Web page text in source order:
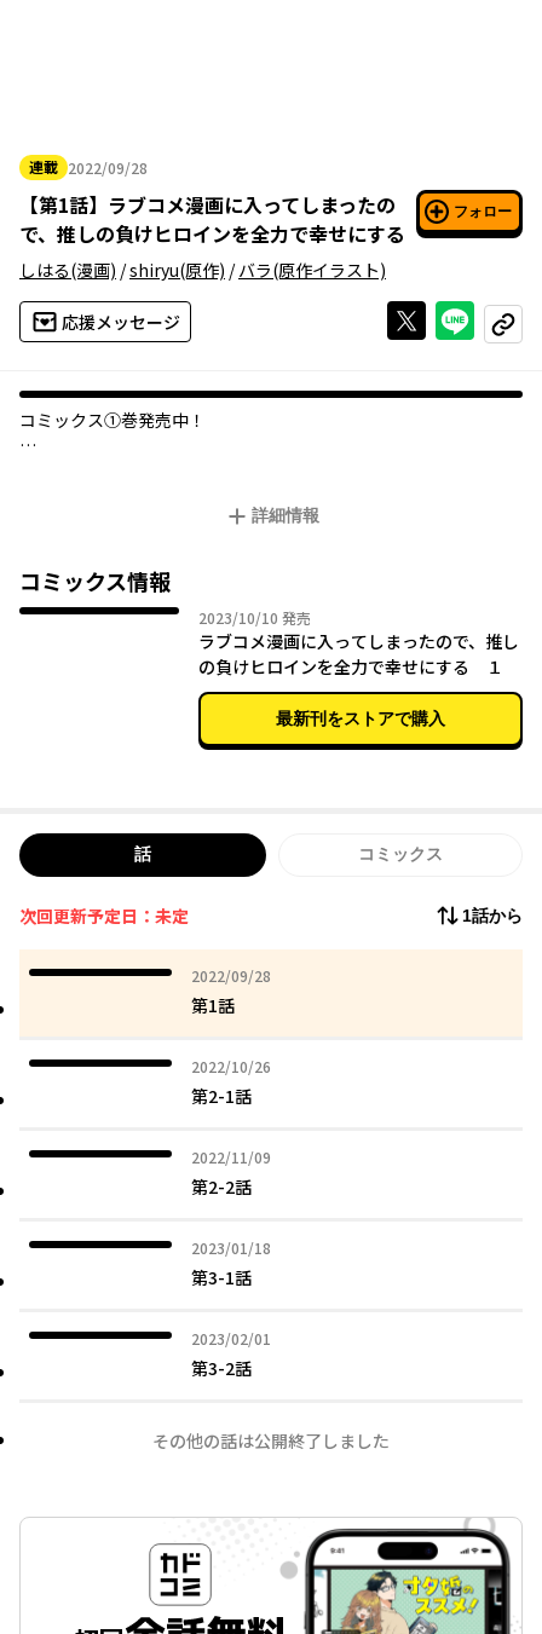
連載 2022/09/28
2022年09月28日
【第1話】 ラブコメ漫画に入ってしまったの
で、推しの負けヒロインを全力で幸せにする
フォロー
しはる(漫画) /shiryu(原作) /バラ(原作イラスト)
応援メッセージ Xで投稿する
ライン
コピー
コミックス①巻発売中！
劇中の負けヒロイン・聖ちゃんを幸せにしてあげることだけだ！
「ちょ、ちょっと待て!? お、お前、本気か…!?」
カクヨム発・話題のベタ甘ラブコメが、コミカライズで開幕!!
詳細情報
コミックス情報
2023/10/10 2023年10月10日
発売
ラブコメ漫画に入ってしまったので、推し
の負けヒロインを全力で幸せにする １
最新刊をストアで購入
話 コミックス
次回更新予定日：未定 1話から
2022/09/28
2022年09月28日
第1話
2022/10/26
2022年10月26日
第2-1話
2022/11/09
2022年11月09日
第2-2話
2023/01/18
2023年01月18日
第3-1話
2023/02/01
2023年02月01日
第3-2話
その他の話は公開終了しました